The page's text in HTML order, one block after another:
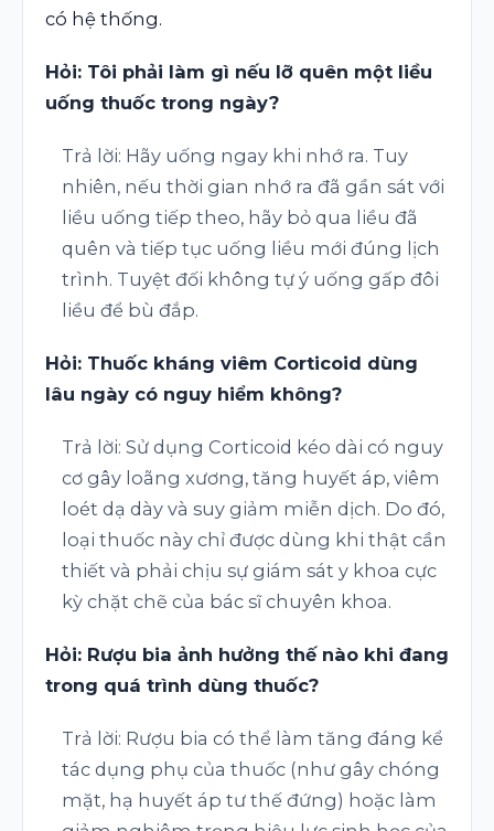
có hệ thống.
Hỏi: Tôi phải làm gì nếu lỡ quên một liều
uống thuốc trong ngày?
Trả lời: Hãy uống ngay khi nhớ ra. Tuy
nhiên, nếu thời gian nhớ ra đã gần sát với
liều uống tiếp theo, hãy bỏ qua liều đã
quên và tiếp tục uống liều mới đúng lịch
trình. Tuyệt đối không tự ý uống gấp đôi
liều để bù đắp.
Hỏi: Thuốc kháng viêm Corticoid dùng
lâu ngày có nguy hiểm không?
Trả lời: Sử dụng Corticoid kéo dài có nguy
cơ gây loãng xương, tăng huyết áp, viêm
loét dạ dày và suy giảm miễn dịch. Do đó,
loại thuốc này chỉ được dùng khi thật cần
thiết và phải chịu sự giám sát y khoa cực
kỳ chặt chẽ của bác sĩ chuyên khoa.
Hỏi: Rượu bia ảnh hưởng thế nào khi đang
trong quá trình dùng thuốc?
Trả lời: Rượu bia có thể làm tăng đáng kể
tác dụng phụ của thuốc (như gây chóng
mặt, hạ huyết áp tư thế đứng) hoặc làm